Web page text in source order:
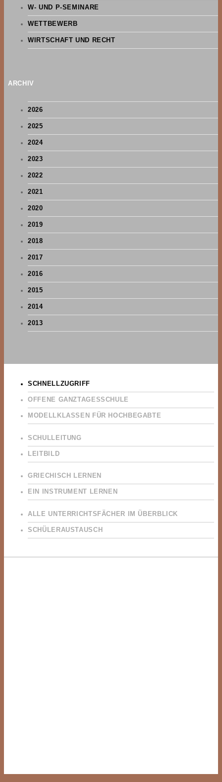
W- UND P-SEMINARE
WETTBEWERB
WIRTSCHAFT UND RECHT
ARCHIV
2026
2025
2024
2023
2022
2021
2020
2019
2018
2017
2016
2015
2014
2013
SCHNELLZUGRIFF
OFFENE GANZTAGESSCHULE
MODELLKLASSEN FÜR HOCHBEGABTE
SCHULLEITUNG
LEITBILD
GRIECHISCH LERNEN
EIN INSTRUMENT LERNEN
ALLE UNTERRICHTSFÄCHER IM ÜBERBLICK
SCHÜLERAUSTAUSCH